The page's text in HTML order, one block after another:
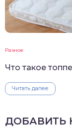
Разное
Что такое
Читать далее
ДОБАВИТЬ